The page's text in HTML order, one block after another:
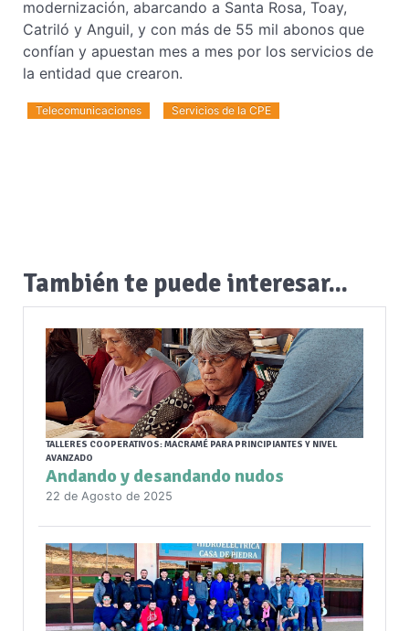
modernización, abarcando a Santa Rosa, Toay,
Catriló y Anguil, y con más de 55 mil abonos que
confían y apuestan mes a mes por los servicios de
la entidad que crearon.
Telecomunicaciones Servicios de la CPE
También te puede interesar...
TALLERES COOPERATIVOS: MACRAMÉ PARA PRINCIPIANTES Y NIVEL
AVANZADO
Andando y desandando nudos
22 de Agosto de 2025